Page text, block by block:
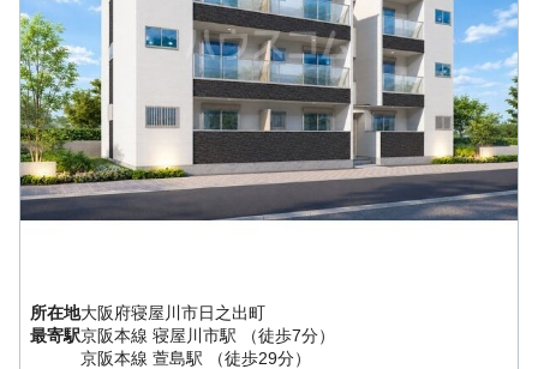
所在地大阪府寝屋川市日之出町
最寄駅京阪本線 寝屋川市駅
（徒歩7分）
京阪本線 萱島駅
（徒歩29分）